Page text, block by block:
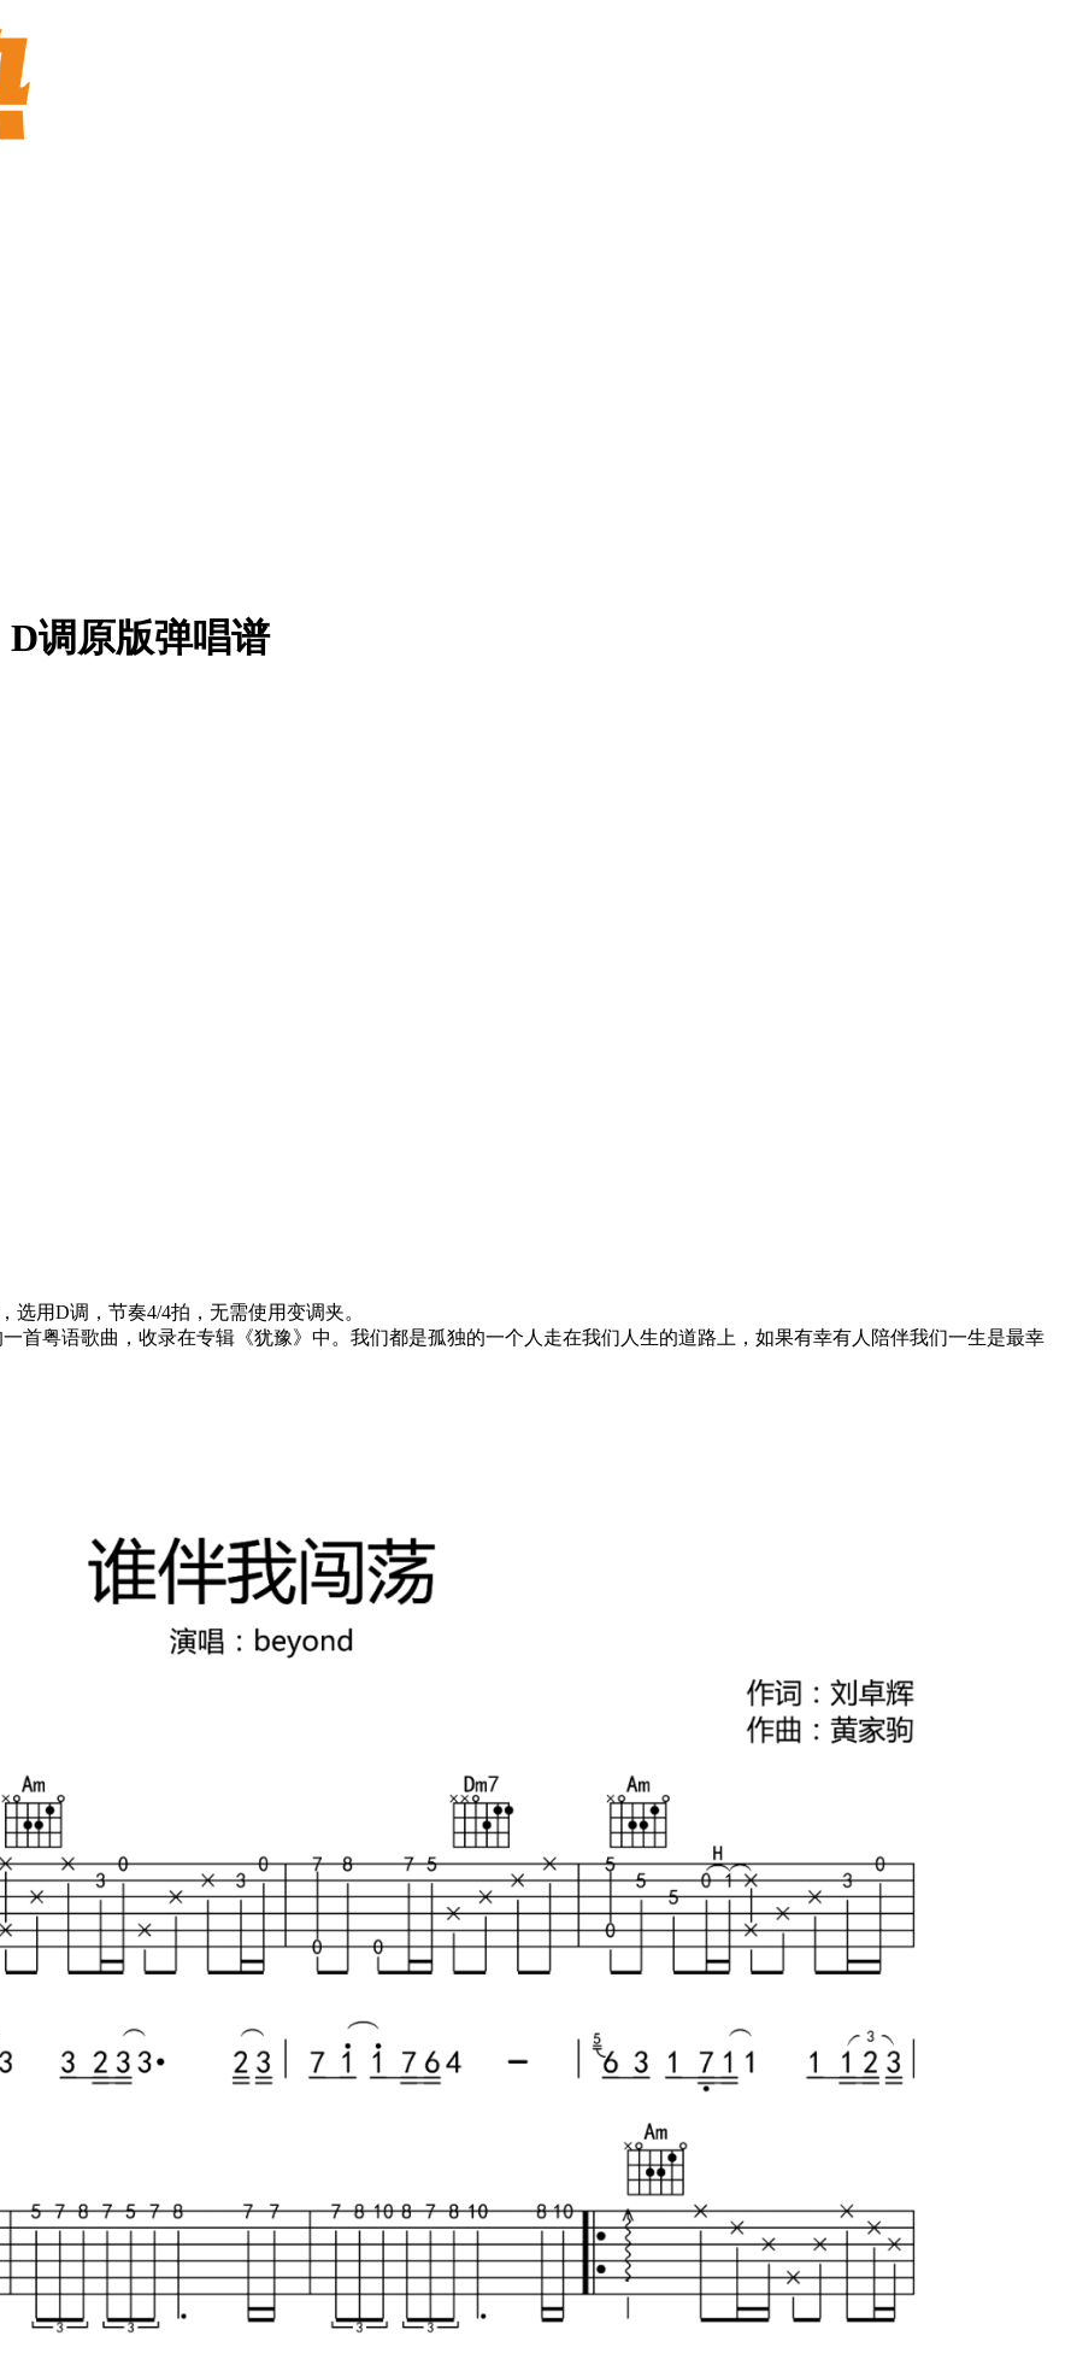
调原版弹唱谱
用D调，节奏4/4拍，无需使用变调夹。
首粤语歌曲，收录在专辑《犹豫》中。我们都是孤独的一个人走在我们人生的道路上，如果有幸有人陪伴我们一生是最幸